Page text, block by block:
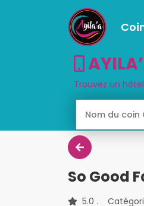
Trouvez un
So Good
5.0 .